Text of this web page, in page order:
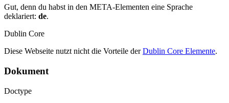
Gut, denn du habst in den META-Elementen eine Sprache
deklariert: de.
Dublin Core
Diese Webseite nutzt nicht die Vorteile derDublin Core Elemente.
Dokument
Doctype